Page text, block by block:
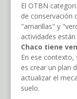
El OTBN
de conservación
"amarillas" y
actividades
Chaco tiene
En ese contexto,
es crear un plan
actualizar el
suelo.